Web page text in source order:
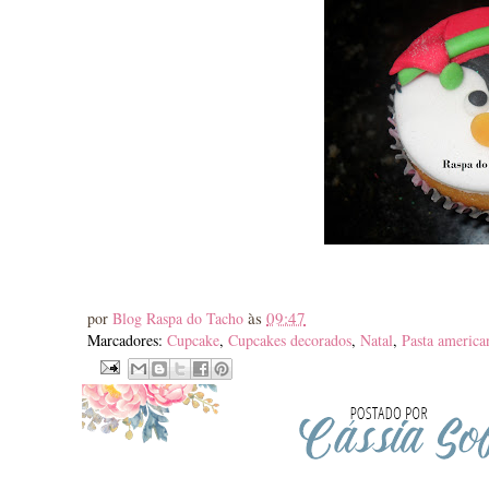
por Blog Raspa do Tacho às 09:47
Marcadores: Cupcake, Cupcakes decorados, Natal, Pasta